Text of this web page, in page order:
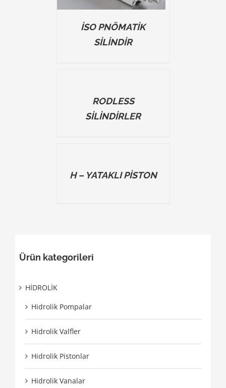
İSO PNÖMATİK
SİLİNDİR
RODLESS
SİLİNDİRLER
H – YATAKLI PİSTON
Ürün kategorileri
HİDROLİK
Hidrolik Pompalar
Hidrolik Valfler
Hidrolik Pistonlar
Hidrolik Vanalar